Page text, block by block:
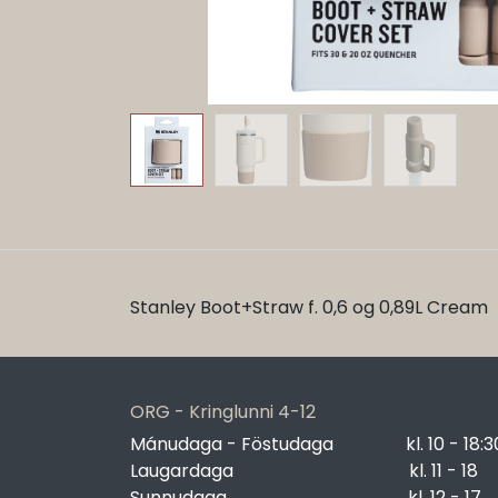
Stanley Boot+Straw f. 0,6 og 0,89L Cream
ORG - Kringlunni 4-12
Mánudaga - Föstudaga
​kl. 10 -
Laugardaga
​kl. 11 - 18